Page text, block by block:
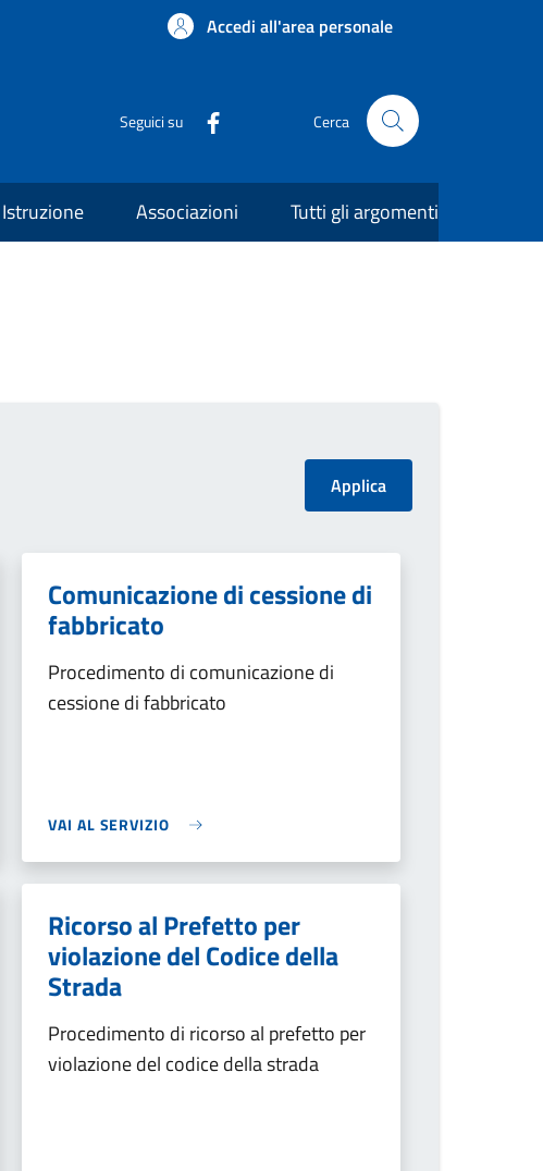
Accedi all'area personale
Seguici su Cerca
Istruzione Associazioni Tutti gli argomenti
Comunicazione di cessione di
fabbricato
Procedimento di comunicazione di
cessione di fabbricato
VAI AL SERVIZIO
Ricorso al Prefetto per
violazione del Codice della
Strada
Procedimento di ricorso al prefetto per
violazione del codice della strada